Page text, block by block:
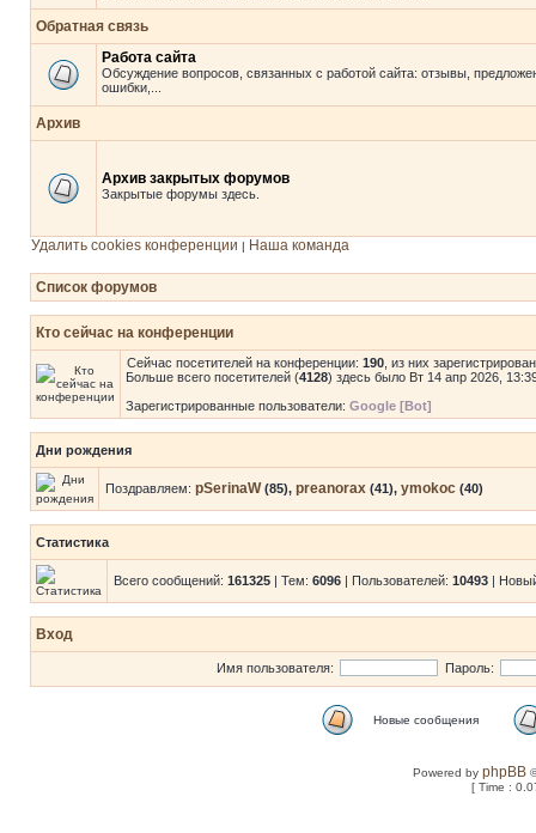
Обратная связь
Работа сайта
Обсуждение вопросов, связанных с работой сайта: отзывы,
ошибки,...
Архив
Архив закрытых форумов
Закрытые форумы здесь.
Удалить cookies конференции | Наша команда
Список форумов
Кто сейчас на конференции
Сейчас посетителей на конференции: 190 , из них
Больше всего посетителей (4128) здесь было Вт 14 апр 2026,
Зарегистрированные пользователи: Google [Bot]
Дни рождения
Поздравляем: pSerinaW(85), preanorax (41), ymokoc (40)
Статистика
Всего сообщений: 161325 | Тем: 6096 | Пользователей: 10493 |
Вход
Имя пользователя: Пароль:
Новые сообщения
Powered byphpBB
[ Time :